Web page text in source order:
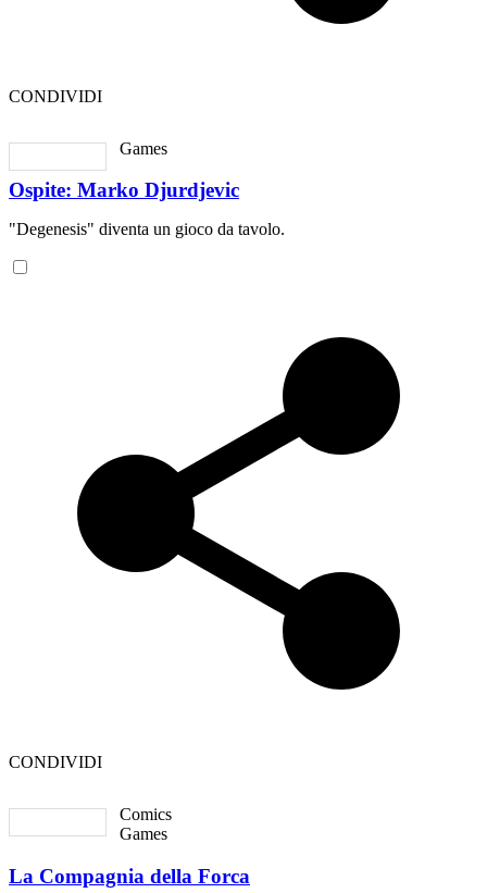
CONDIVIDI
Games
Ospite: Marko Djurdjevic
"Degenesis" diventa un gioco da tavolo.
CONDIVIDI
Comics
Games
La Compagnia della Forca